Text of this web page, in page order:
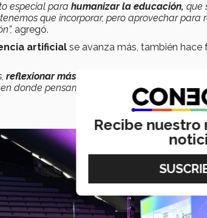
especial para humanizar la educación, que
que incorporar, pero aprovechar para
agregó.
artificial se avanza más, también
reflexionar más para realmente asimilar, no
donde pensamos que hemos aprendido,
Recibe